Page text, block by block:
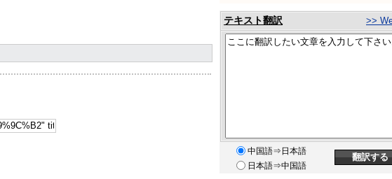
テキスト翻訳 >>
中国語⇒日本語
日本語⇒中国語